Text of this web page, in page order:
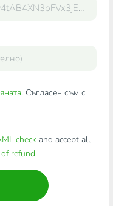
. Съгласен съм с
checkand accept all
refund